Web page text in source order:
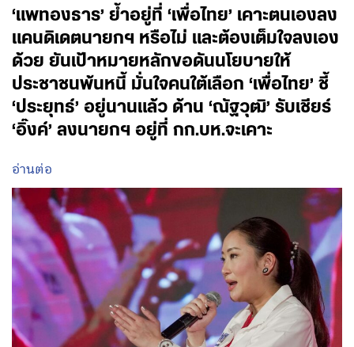
‘แพทองธาร’ ย้ำอยู่ที่ ‘เพื่อไทย’ เคาะตนเองลง
แคนดิเดตนายกฯ หรือไม่ และต้องเต็มใจลงเอง
ด้วย ยันเป้าหมายหลักขอดันนโยบายให้
ประชาชนพ้นหนี้ มั่นใจคนใต้เลือก ‘เพื่อไทย’ ชี้
‘ประยุทธ์’ อยู่นานแล้ว ด้าน ‘ณัฐวุฒิ’ รับเชียร์
‘อิ๊งค์’ ลงนายกฯ อยู่ที่ กก.บห.จะเคาะ
อ่านต่อ